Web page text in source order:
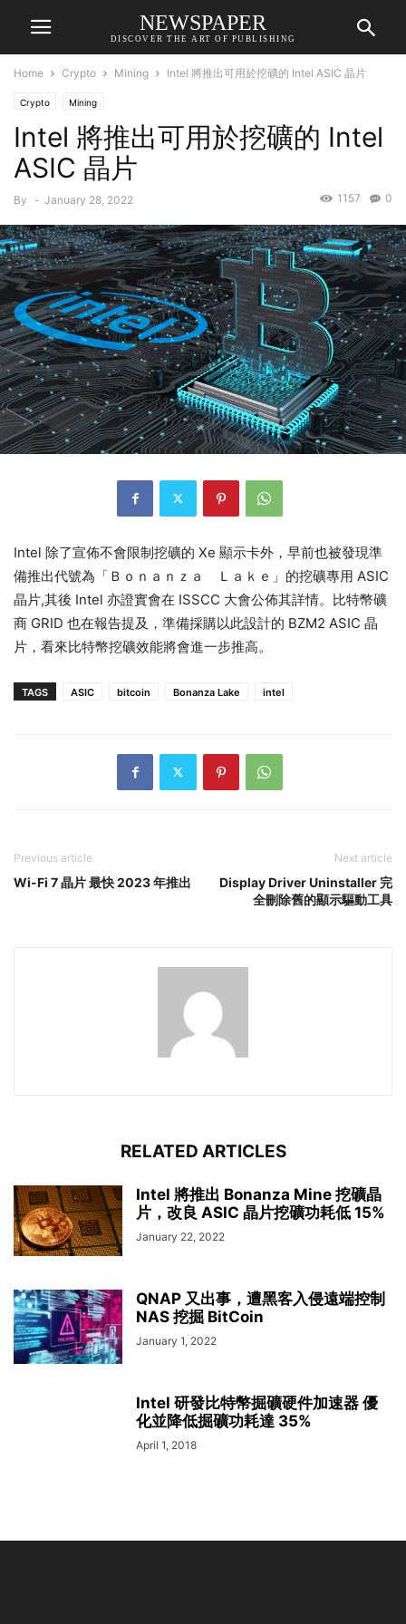
NEWSPAPER
DISCOVER THE ART OF PUBLISHING
Home Crypto Mining Intel 將推出可用於挖礦的 Intel ASIC 晶片
Crypto Mining
Intel 將推出可用於挖礦的 Intel
ASIC 晶片
By - January 28, 2022 0
1157
Intel 除了宣佈不會限制挖礦的 Xe 顯示卡外，早前也被發現準
備推出代號為「Ｂｏｎａｎｚａ Ｌａｋｅ」的挖礦專用 ASIC
晶片,其後 Intel 亦證實會在 ISSCC 大會公佈其詳情。比特幣礦
商 GRID 也在報告提及，準備採購以此設計的 BZM2 ASIC 晶
片，看來比特幣挖礦效能將會進一步推高。
TAGS ASIC bitcoin Bonanza Lake intel
Previous article
Wi-Fi 7 晶片 最快 2023 年推出
Next article
Display Driver Uninstaller 完
全刪除舊的顯示驅動工具
RELATED ARTICLES
Intel 將推出 Bonanza Mine 挖礦晶
片，改良 ASIC 晶片挖礦功耗低 15%
January 22, 2022
QNAP 又出事，遭黑客入侵遠端控制
NAS 挖掘 BitCoin
January 1, 2022
Intel 研發比特幣掘礦硬件加速器 優
化並降低掘礦功耗達 35%
April 1, 2018